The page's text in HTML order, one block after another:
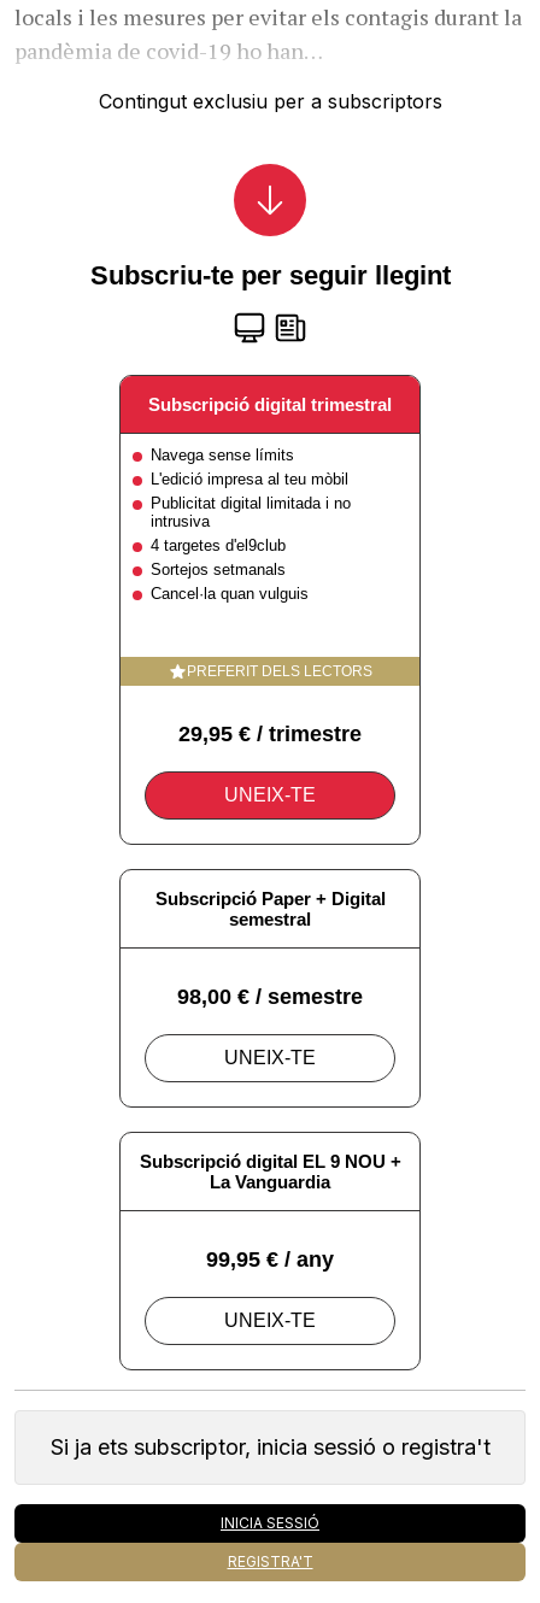
locals i les mesures per evitar els contagis durant la
pandèmia de covid-19 ho han…
Contingut exclusiu per a subscriptors
Si ja ets subscriptor, inicia sessió o registra't
INICIA SESSIÓ
REGISTRA'T